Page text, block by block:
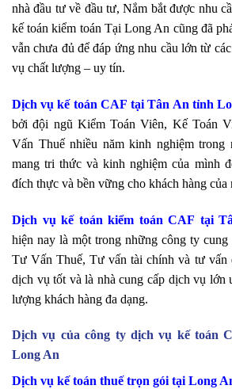
nhà đầu tư về đầu tư, Nắm bắt được nhu
kế toán kiểm toán Tại Long An cũng đã
vẫn chưa đủ để đáp ứng nhu cầu lớn từ
vụ chất lượng – uy tín.
Dịch vụ kế toán CAF tại Tân An tỉnh
bởi đội ngũ Kiểm Toán Viên, Kế Toán
Vấn Thuế nhiều năm kinh nghiệm trong
mang tri thức và kinh nghiệm của mình
đích thực và bền vững cho khách hàng của
Dịch vụ kế toán kiểm toán CAF tại
hiện nay là một trong những công ty
Tư Vấn Thuế, Tư vấn tài chính và tư vấn
dịch vụ tốt và là nhà cung cấp dịch vụ
lượng khách hàng đa dạng.
Dịch vụ của công ty dịch vụ kế toán
Long An
Dịch vụ kế toán thuế trọn gói tại Long